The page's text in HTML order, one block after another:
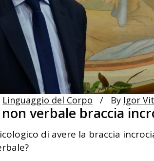
Linguaggio del Corpo By Igor
verbale braccia
di avere la braccia